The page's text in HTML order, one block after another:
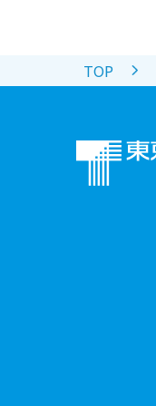
TOP